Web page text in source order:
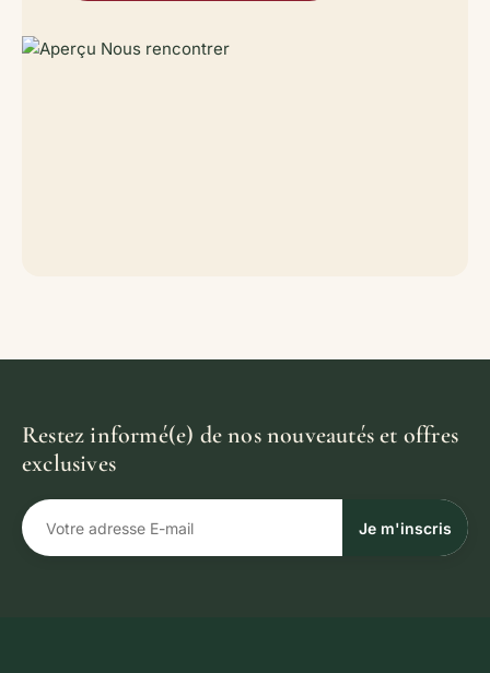
Restez informé(e) de nos nouveautés et offres
exclusives
Je m'inscris